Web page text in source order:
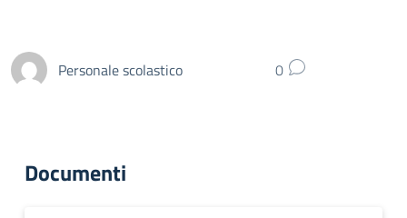
Personale scolastico 0
Documenti